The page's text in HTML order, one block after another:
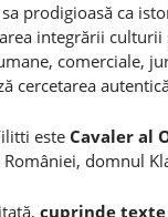
prodigioasă ca
integrării
comerciale,
cercetarea
este Cavaler al
domnul
cuprinde